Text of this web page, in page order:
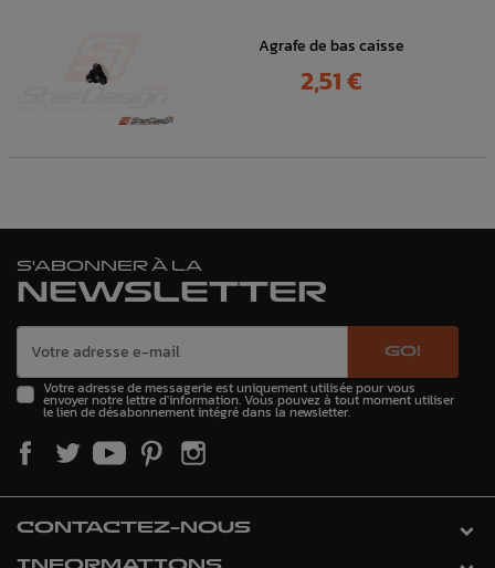
Agrafe de bas caisse
Prix
2,51 €
S'ABONNER À LA
NEWSLETTER
GO!
Votre adresse de messagerie est uniquement utilisée pour vous
envoyer notre lettre d'information. Vous pouvez à tout moment utiliser
le lien de désabonnement intégré dans la newsletter.
CONTACTEZ-NOUS